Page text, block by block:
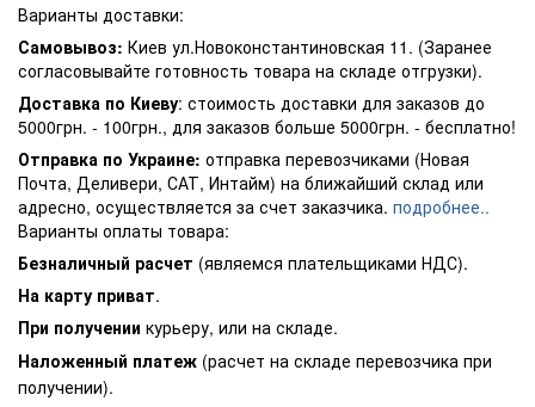
Варианты доставки:
Самовывоз: Киев ул.Новоконстантиновская 11. (Заранее
согласовывайте готовность товара на складе отгрузки).
Доставка по Киеву: стоимость доставки для заказов до
5000грн. - 100грн., для заказов больше 5000грн. - бесплатно!
Отправка по Украине: отправка перевозчиками (Новая
Почта, Деливери, САТ, Интайм) на ближайший склад или
адресно, осуществляется за счет заказчика. подробнее..
Варианты оплаты товара:
Безналичный расчет (являемся плательщиками НДС).
На карту приват.
При получении курьеру, или на складе.
Наложенный платеж (расчет на складе перевозчика при
получении).